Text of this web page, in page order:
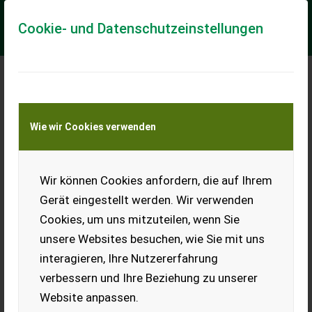
Cookie- und Datenschutzeinstellungen
Wie wir Cookies verwenden
Wir können Cookies anfordern, die auf Ihrem
Gerät eingestellt werden. Wir verwenden
Cookies, um uns mitzuteilen, wenn Sie
unsere Websites besuchen, wie Sie mit uns
interagieren, Ihre Nutzererfahrung
verbessern und Ihre Beziehung zu unserer
Website anpassen.
Meine Transportkostenanfrage
Transport von Land- und Baumaschinen –
KEINE Tiertransporte
Sonstige Meta Palettenregal 260 lfm
260 lfm Palettenregal Meta Gebrauchtware sehr guter
Zustand, siehe Bilder. Höhe 4,4 m Tiefe 110 cm, verzinkt
Feldlast 7000kg Trägerlänge 2,7 m or...
EUR 19.800 inkl. 20 % MwSt.